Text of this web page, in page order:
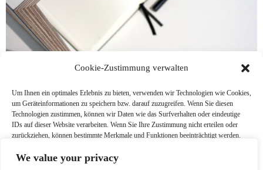
We value your privacy
Cookie-Zustimmung verwalten
Um Ihnen ein optimales Erlebnis zu bieten, verwenden wir Technologien wie Cookies,
um Geräteinformationen zu speichern bzw. darauf zuzugreifen. Wenn Sie diesen
Technologien zustimmen, können wir Daten wie das Surfverhalten oder eindeutige
IDs auf dieser Website verarbeiten. Wenn Sie Ihre Zustimmung nicht erteilen oder
zurückziehen, können bestimmte Merkmale und Funktionen beeinträchtigt werden.